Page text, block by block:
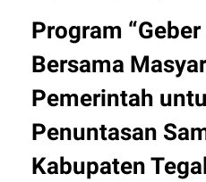
Program
Bersama
Pemerintah
Penuntasan
Kabupaten